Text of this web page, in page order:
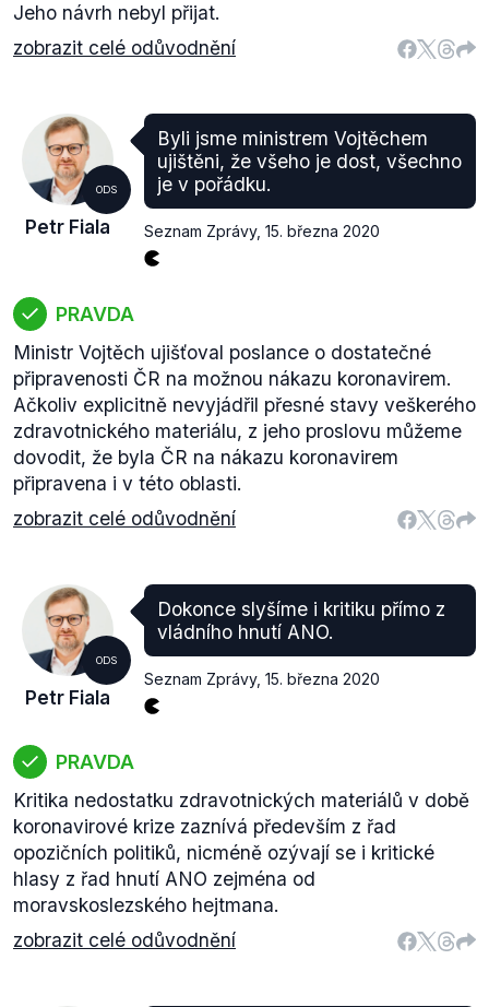
Jeho návrh nebyl přijat.
zobrazit celé odůvodnění
ODS
Petr Fiala
Byli jsme ministrem Vojtěchem
ujištěni, že všeho je dost, všechno
je v pořádku.
Seznam Zprávy, 15. března 2020
PRAVDA
Ministr Vojtěch ujišťoval poslance o dostatečné
připravenosti ČR na možnou nákazu koronavirem.
Ačkoliv explicitně nevyjádřil přesné stavy veškerého
zdravotnického materiálu, z jeho proslovu můžeme
dovodit, že byla ČR na nákazu koronavirem
připravena i v této oblasti.
zobrazit celé odůvodnění
ODS
Petr Fiala
Dokonce slyšíme i kritiku přímo z
vládního hnutí ANO.
Seznam Zprávy, 15. března 2020
PRAVDA
Kritika nedostatku zdravotnických materiálů v době
koronavirové krize zaznívá především z řad
opozičních politiků, nicméně ozývají se i kritické
hlasy z řad hnutí ANO zejména od
moravskoslezského hejtmana.
zobrazit celé odůvodnění